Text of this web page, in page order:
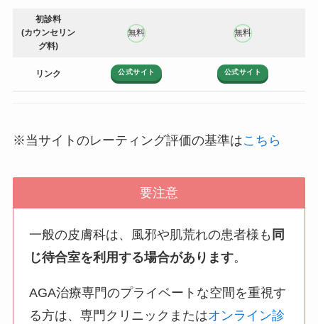
初診料
(カウンセリン
グ料)
無料 無料
リンク 公式サイト 公式サイト
※当サイトのレーティング評価の基準はこちら
要注意
一般の皮膚科は、風邪や肌荒れの患者様も 同
じ待合室を利用する場合があります。
AGA治療専門のプライベートな空間を重視す
る方は、専門クリニックまたはオンライン診